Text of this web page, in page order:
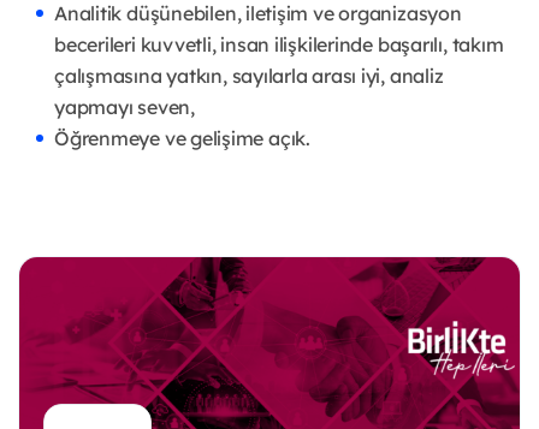
Analitik düşünebilen, iletişim ve organizasyon
becerileri kuvvetli, insan ilişkilerinde başarılı, takım
çalışmasına yatkın, sayılarla arası iyi, analiz
yapmayı seven,
Öğrenmeye ve gelişime açık.